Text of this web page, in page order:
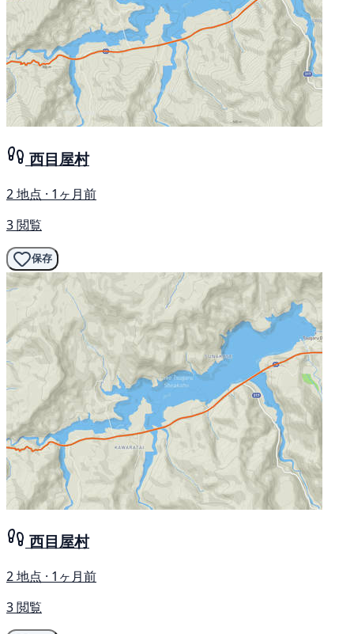
西目屋村
2 地点 · 1ヶ月前
3 閲覧
保存
西目屋村
2 地点 · 1ヶ月前
3 閲覧